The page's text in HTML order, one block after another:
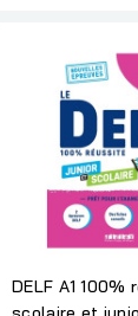
DELF A1 100%